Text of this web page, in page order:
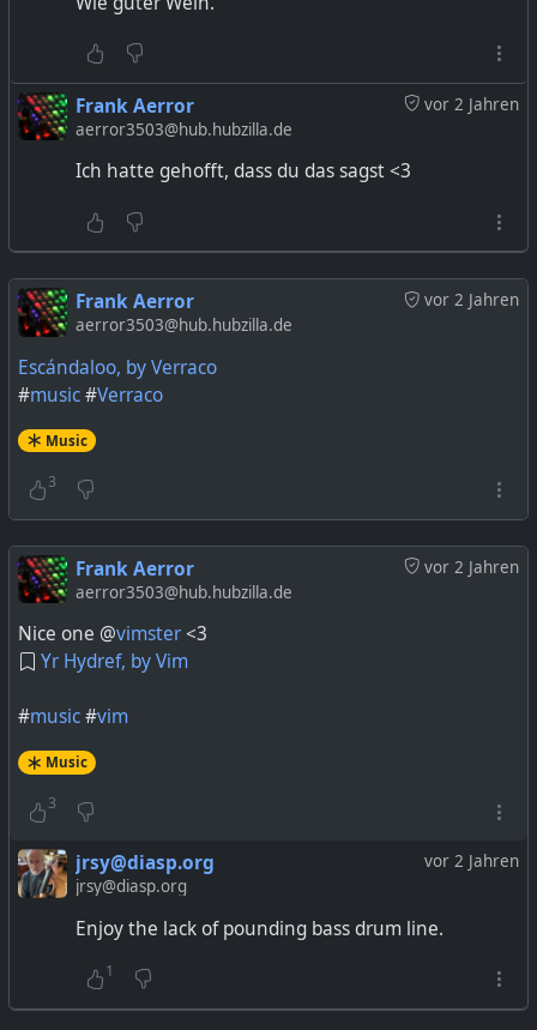
vor 2 Jahren
Frank Aerror
aerror3503@hub.hubzilla.de
Ich hatte gehofft, dass du das sagst <3
vor 2 Jahren
Frank Aerror
aerror3503@hub.hubzilla.de
Escándaloo, by Verraco
#music#Verraco
Music
3
vor 2 Jahren
Frank Aerror
aerror3503@hub.hubzilla.de
Nice one @vimster<3
Yr Hydref, by Vim
#music#vim
Music
3
vor 2 Jahren
jrsy@diasp.org
jrsy@diasp.org
Enjoy the lack of pounding bass drum line.
1